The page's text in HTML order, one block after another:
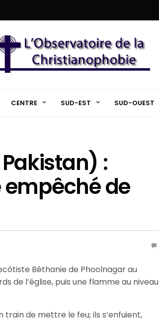
CENTRE SUD-EST SUD-OUEST
:
empêché de
Béthanie de Phoolnagar au
de l’église, puis une flamme au niveau
de mettre le feu; ils s’enfuient,